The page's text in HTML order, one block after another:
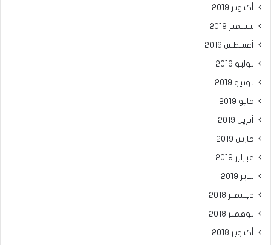
أكتوبر 2019
سبتمبر 2019
أغسطس 2019
يوليو 2019
يونيو 2019
مايو 2019
أبريل 2019
مارس 2019
فبراير 2019
يناير 2019
ديسمبر 2018
نوفمبر 2018
أكتوبر 2018